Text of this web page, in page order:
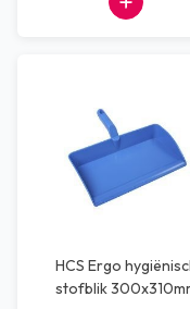
HCS Ergo
stofblik